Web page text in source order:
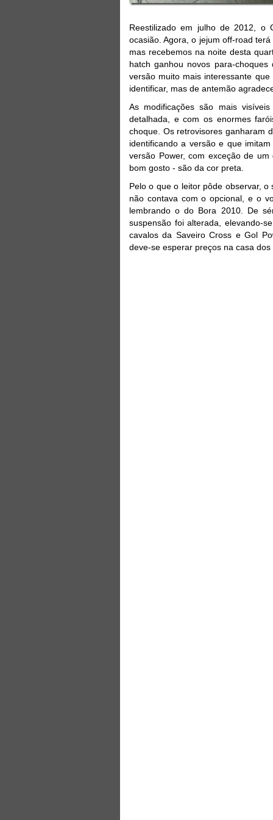
Reestilizado em julho de 2012, o
ocasião. Agora, o jejum off-road
mas recebemos na noite desta
hatch ganhou novos para-
versão muito mais interessante
identificar, mas de antemão
As modificações são mais
detalhada, e com os enormes
choque. Os retrovisores ganharam
identificando a versão e que
versão Power, com exceção de
bom gosto - são da cor preta.
Pelo o que o leitor pôde observar,
não contava com o opcional, e o
lembrando o do Bora 2010. De
suspensão foi alterada, elevando-
cavalos da Saveiro Cross e Gol
deve-se esperar preços na casa dos